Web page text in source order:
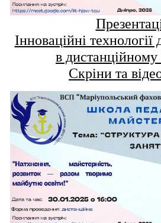
Інноваційні
в дистанційному
Скріни та